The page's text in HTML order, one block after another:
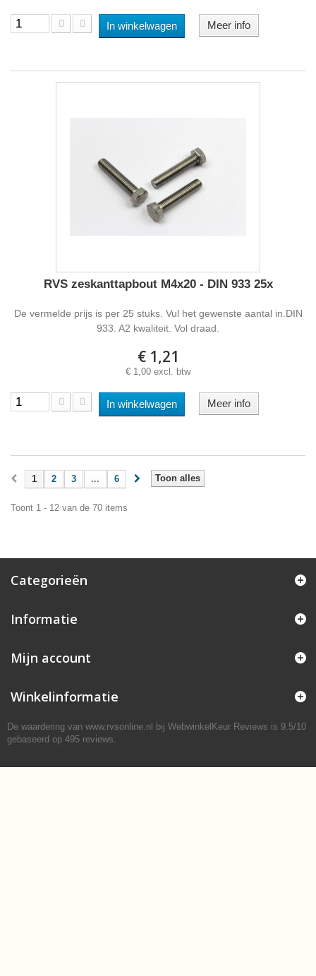
In winkelwagen Meer info
RVS zeskanttapbout M4x20 - DIN 933 25x
De vermelde prijs is per 25 stuks. Vul het gewenste aantal in.DIN
933. A2 kwaliteit. Vol draad.
€ 1,21
€ 1,00 excl. btw
In winkelwagen Meer info
Toon alles
1 2 3 ... 6
Toont 1 - 12 van de 70 items
Categorieën
Informatie
Mijn account
Winkelinformatie
De waardering van www.rvsonline.nl bij WebwinkelKeur Reviews is 9.5/10
gebaseerd op 495 reviews.